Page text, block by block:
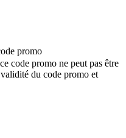
promo
code promo ne peut pas être
du code promo et